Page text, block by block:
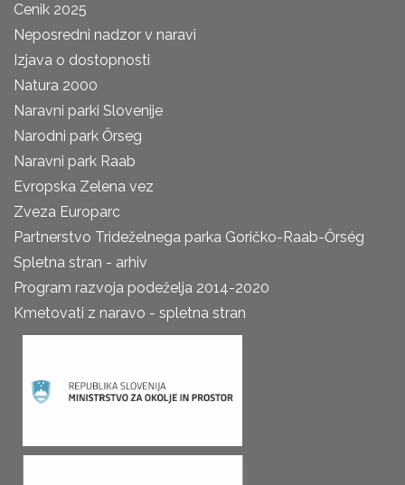
Cenik 2025
Neposredni nadzor v naravi
Izjava o dostopnosti
Natura 2000
Naravni parki Slovenije
Narodni park Őrseg
Naravni park Raab
Evropska Zelena vez
Zveza Europarc
Partnerstvo Trideželnega parka Goričko-Raab-Őrség
Spletna stran - arhiv
Program razvoja podeželja 2014-2020
Kmetovati z naravo - spletna stran